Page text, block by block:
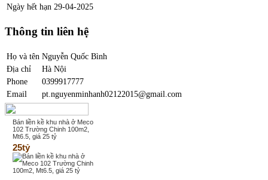
Ngày hết hạn 29-04-2025
Thông tin liên hệ
Họ và tên Nguyễn Quốc Bình
Địa chỉ
Hà Nội
Phone
0399917777
Email
pt.nguyenminhanh02122015@gmail.com
Bán liền kề khu nhà ở Meco
102 Trường Chinh 100m2,
Mt6.5, giá 25 tỷ
25tỷ